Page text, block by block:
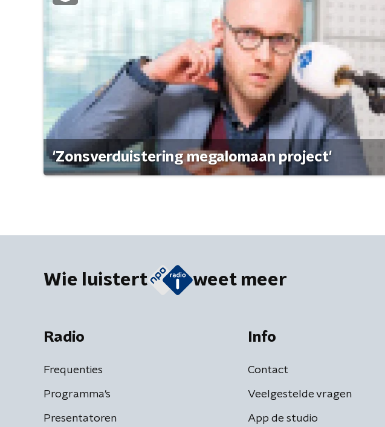
'Zonsverduistering megalomaan project'
Wie luistert weet meer
Radio
Frequenties
Programma's
Presentatoren
Info
Contact
Veelgestelde vragen
App de studio